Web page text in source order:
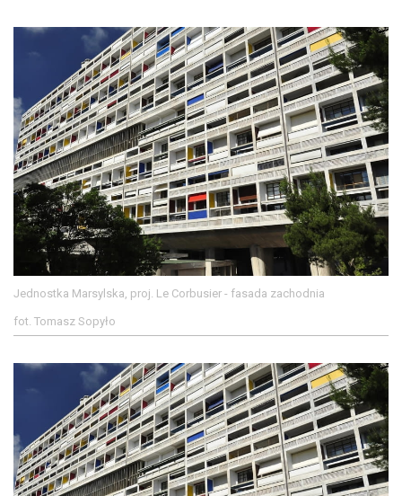
Jednostka Marsylska, proj. Le Corbusier - fasada zachodnia
fot. Tomasz Sopyło